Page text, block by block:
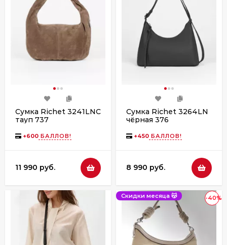
Сумка Richet 3241LNC
тауп 737
+600 БАЛЛОВ!
11 990 руб.
Сумка Richet 3264LN
чёрная 376
+450 БАЛЛОВ!
8 990 руб.
-40%
Скидки месяца 😽